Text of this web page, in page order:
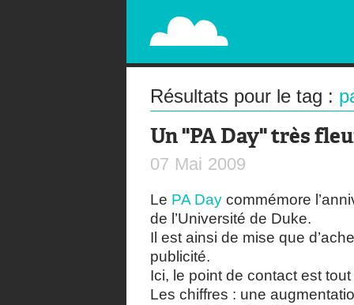
PAPERPLANE
STREET, AMBIENT, GUÉRILLA MARKETING
Résultats pour le tag :
Un "PA Day" très
07 Mai 2009
Le PA Day commémore
de l’Université de Duke.
Il est ainsi de mise que
publicité.
Ici, le point de contact est
Les chiffres : une